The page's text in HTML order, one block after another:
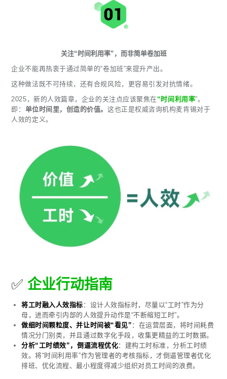
关注“时间利用率”，而非简单卷加班
企业不能再热衷于通过简单的“卷加班”来提升产出。
这种做法既不可持续，还有合规风险，更容易引发对抗情绪。
2025，新的人效篇章，企业的关注点应该聚焦在“时间利用率”。
即： 单位时间里，创造的价值。这也正是权威咨询机构麦肯锡对于
人效的定义。
✅企业行动指南
将工时融入人效指标 ：设计人效指标时，尽量以“工时”作为分
母，进而牵引内部的人效提升动作是“不断缩短工时”。
做细时间颗粒度、并让时间被“看见” ：在运营层面，将时间耗费
情况分门别类，并且通过数字化手段，收集更精益的工时数据。
分析“工时绩效”，倒逼流程优化：建构工时标准，分析工时绩
效。将“时间利用率”作为管理者的考核指标，才倒逼管理者优化
排班、优化流程、最小程度得减少组织对员工时间的浪费。